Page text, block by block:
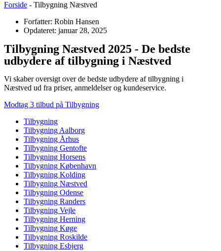
Forside - Tilbygning Næstved
Forfatter: Robin Hansen
Opdateret: januar 28, 2025
Tilbygning Næstved 2025 - De bedste
udbydere af tilbygning i Næstved
Vi skaber oversigt over de bedste udbydere af tilbygning i
Næstved ud fra priser, anmeldelser og kundeservice.
Modtag 3 tilbud på Tilbygning
Tilbygning
Tilbygning Aalborg
Tilbygning Århus
Tilbygning Gentofte
Tilbygning Horsens
Tilbygning København
Tilbygning Kolding
Tilbygning Næstved
Tilbygning Odense
Tilbygning Randers
Tilbygning Vejle
Tilbygning Herning
Tilbygning Køge
Tilbygning Roskilde
Tilbygning Esbjerg